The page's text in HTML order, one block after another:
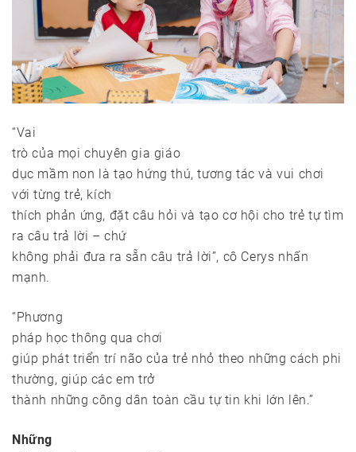
“Vai
trò của mọi chuyên gia giáo
dục mầm non là tạo hứng thú, tương tác và vui chơi
với từng trẻ, kích
thích phản ứng, đặt câu hỏi và tạo cơ hội cho trẻ tự tìm
ra câu trả lời – chứ
không phải đưa ra sẵn câu trả lời”, cô Cerys nhấn
mạnh.
“Phương
pháp học thông qua chơi
giúp phát triển trí não của trẻ nhỏ theo những cách phi
thường, giúp các em trở
thành những công dân toàn cầu tự tin khi lớn lên.”
Những